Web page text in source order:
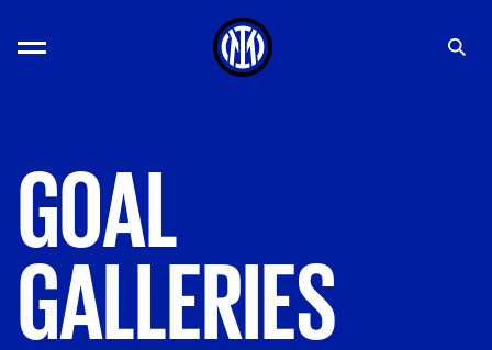
GOAL
GALLERIES